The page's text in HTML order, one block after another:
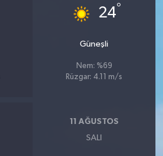
24°
Güneşli
Nem: %69
Rüzgar: 4.11 m/s
11 AĞUSTOS
SALI